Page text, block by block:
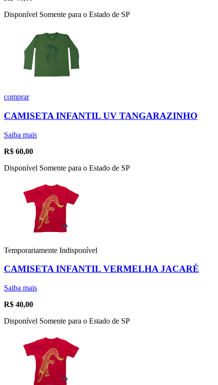
Disponível Somente para o Estado de SP
comprar
CAMISETA INFANTIL UV TANGARAZINHO
Saiba mais
R$ 60,00
Disponível Somente para o Estado de SP
Temporariamente Indisponível
CAMISETA INFANTIL VERMELHA JACARÉ
Saiba mais
R$ 40,00
Disponível Somente para o Estado de SP